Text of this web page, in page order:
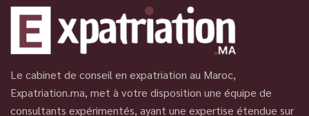
Le cabinet de conseil en expatriation au Maroc,
Expatriation.ma, met à votre disposition une équipe de
consultants expérimentés, ayant une expertise étendue sur